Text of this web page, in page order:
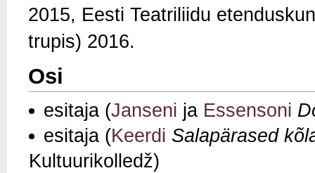
2015, Eesti Teatriliidu
trupis) 2016.
Osi
esitaja (Janseni ja Essensoni
esitaja (Keerdi Salapärased
Kultuurikolledž)